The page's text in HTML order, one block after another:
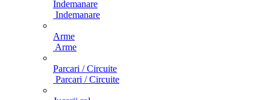
Indemanare
Indemanare
Arme
Arme
Parcari / Circuite
Parcari / Circuite